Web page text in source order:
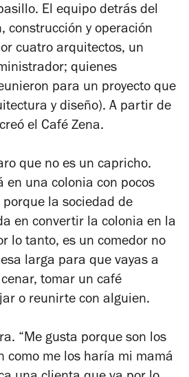
El equipo detrás del
construcción y operación
cuatro arquitectos, un
quienes
para un proyecto que
y diseño). A partir de
el Café Zena.
que no es un capricho.
en una colonia con pocos
porque la sociedad de
en convertir la colonia en la
lo tanto, es un comedor no
larga para que vayas a
tomar un café
o reunirte con alguien.
“Me gusta porque son los
como me los haría mi mamá